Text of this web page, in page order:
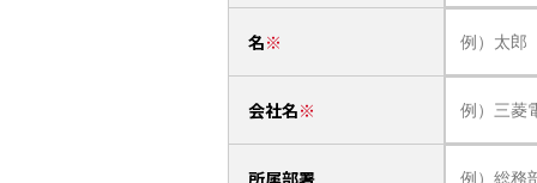
名
会社名
所属部署